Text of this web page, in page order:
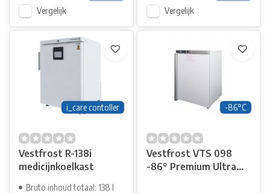
Vergelijk Vergelijk
i_care contoller
Vestfrost R-138i
medicijnkoelkast
Bruto inhoud totaal: 138 l
-86°C
Vestfrost VTS 098
-86° Premium Ultra